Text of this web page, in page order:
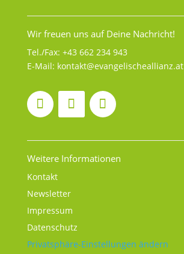
Wir freuen uns auf Deine Nachricht!
Tel./Fax: +43 662 234 943
E-Mail: kontakt@evangelischeallianz.at
Weitere Informationen
Kontakt
Newsletter
Impressum
Datenschutz
Privatsphäre-Einstellungen ändern